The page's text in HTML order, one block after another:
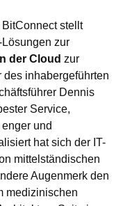
stellt
Lösungen zur
der Cloud zur
des inhabergeführten
Dennis
Service,
und
hat sich der IT-
mittelständischen
Augenmerk den
medizinischen